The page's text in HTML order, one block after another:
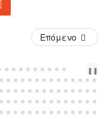
Επόμενο
PREVNEXT
❚❚